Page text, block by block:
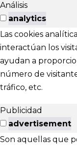
Análisis
analytics
Las cookies
interactúan los
ayudan a
número de
tráfico, etc.
Publicidad
advertisement
Son aquellas que